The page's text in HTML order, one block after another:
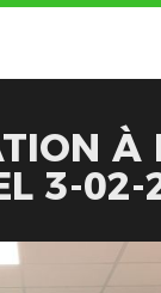
3-02-